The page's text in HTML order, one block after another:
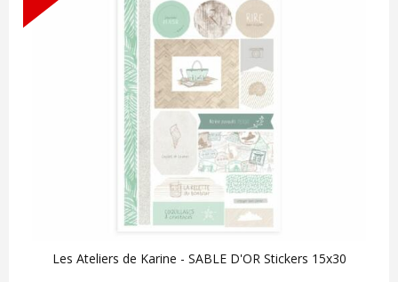
Les Ateliers de Karine - SABLE D'OR Stickers 15x30